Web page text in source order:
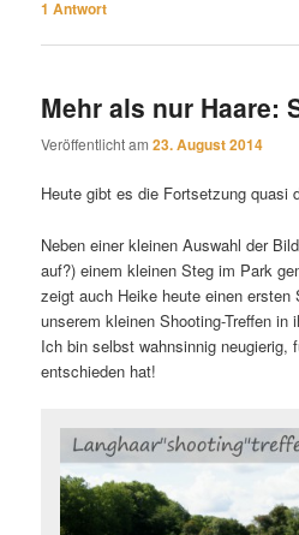
1 Antwort
Mehr als nur Haare:
Veröffentlicht am23. August 2014
Heute gibt es die Fortsetzung quasi
Neben einer kleinen Auswahl der
auf?) einem kleinen Steg im Park
zeigt auch Heike heute einen ersten
unserem kleinen Shooting-Treffen in
Ich bin selbst wahnsinnig neugierig,
entschieden hat!